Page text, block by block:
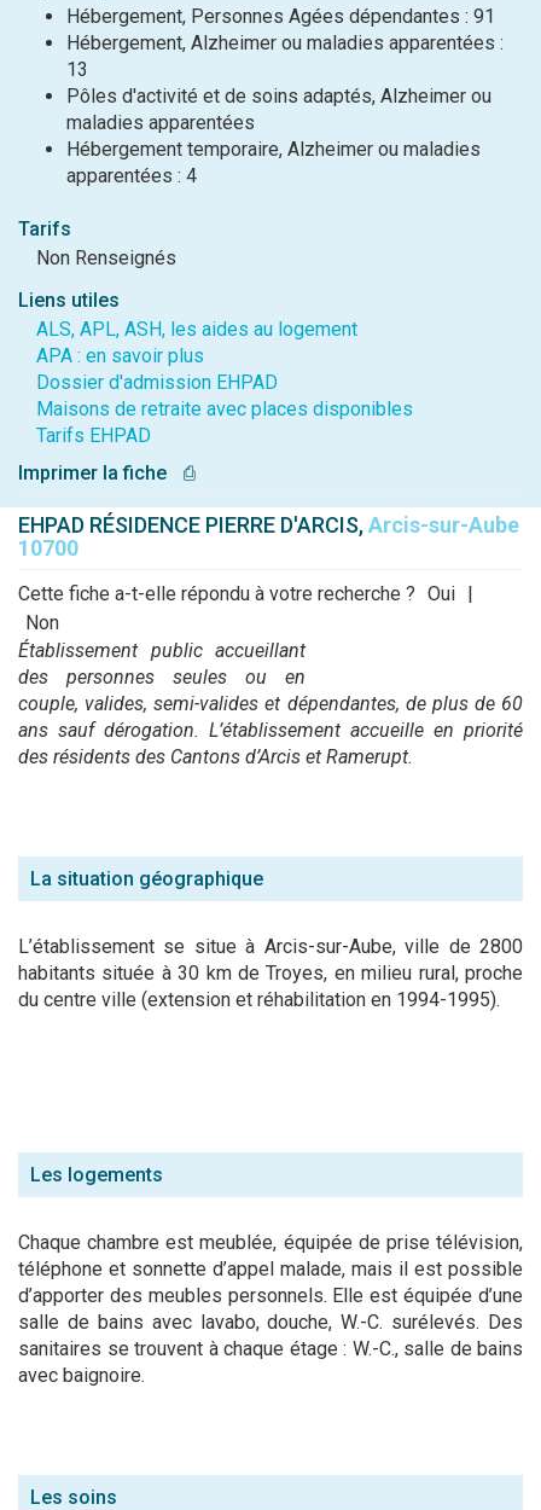
Hébergement, Personnes Agées dépendantes : 91
Hébergement, Alzheimer ou maladies apparentées :
13
Pôles d'activité et de soins adaptés, Alzheimer ou
maladies apparentées
Hébergement temporaire, Alzheimer ou maladies
apparentées : 4
Tarifs
Non Renseignés
Liens utiles
ALS, APL, ASH, les aides au logement
APA : en savoir plus
Dossier d'admission EHPAD
Maisons de retraite avec places disponibles
Tarifs EHPAD
Imprimer la fiche
⎙
EHPAD RÉSIDENCE PIERRE D'ARCIS,Arcis-sur-Aube
10700
Cette fiche a-t-elle répondu à votre recherche ? Oui |
Non
Établissement public accueillant
des personnes seules ou en
couple, valides, semi-valides et dépendantes, de plus de 60
ans sauf dérogation. L’établissement accueille en priorité
des résidents des Cantons d’Arcis et Ramerupt.
La situation géographique
L’établissement se situe à Arcis-sur-Aube, ville de 2800
habitants située à 30 km de Troyes, en milieu rural, proche
du centre ville (extension et réhabilitation en 1994-1995).
Les logements
Chaque chambre est meublée, équipée de prise télévision,
téléphone et sonnette d’appel malade, mais il est possible
d’apporter des meubles personnels. Elle est équipée d’une
salle de bains avec lavabo, douche, W.-C. surélevés. Des
sanitaires se trouvent à chaque étage : W.-C., salle de bains
avec baignoire.
Les soins